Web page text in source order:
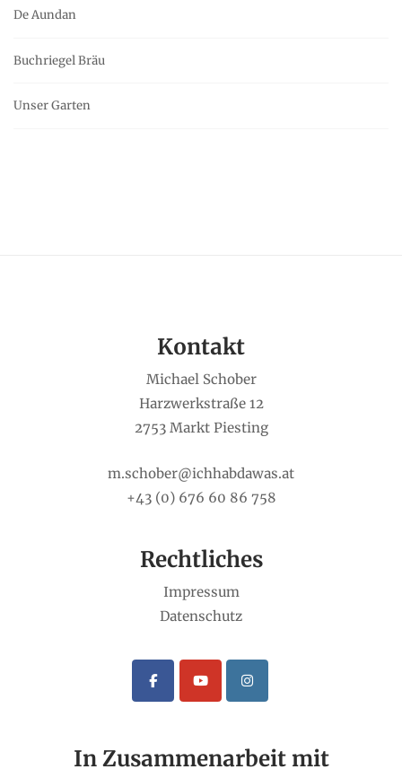
De Aundan
Buchriegel Bräu
Unser Garten
Kontakt
Michael Schober
Harzwerkstraße 12
2753 Markt Piesting
m.schober@ichhabdawas.at
+43 (0) 676 60 86 758
Rechtliches
Impressum
Datenschutz
In Zusammenarbeit mit